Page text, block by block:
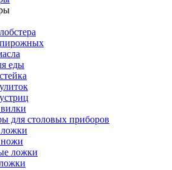
еды
для столовых приборов
ножи
ложки